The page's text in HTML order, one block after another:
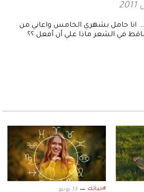
... انا حامل بشهري الخامس واعاني من
في الشعر ماذا علي أن أفعل ؟؟
#حياتك 13 يونيو